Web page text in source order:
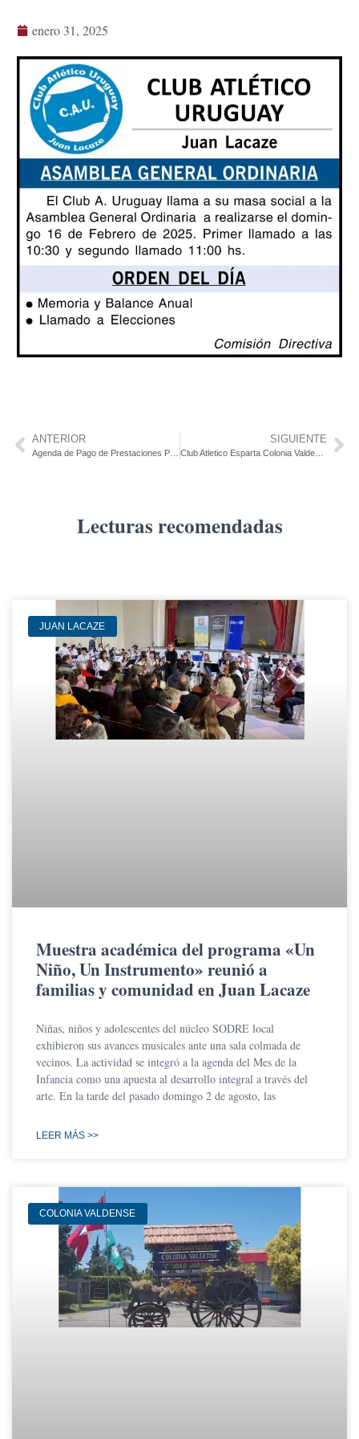
enero 31, 2025
ANTERIOR SIGUIENTE
Club Atletico Esparta Colonia Valdense – Asamblea Anual Ordinaria 2024
Lecturas recomendadas
JUAN LACAZE
Muestra académica del programa «Un
Niño, Un Instrumento» reunió a
familias y comunidad en Juan Lacaze
Niñas, niños y adolescentes del núcleo SODRE local
exhibieron sus avances musicales ante una sala colmada de
vecinos. La actividad se integró a la agenda del Mes de la
Infancia como una apuesta al desarrollo integral a través del
arte. En la tarde del pasado domingo 2 de agosto, las
LEER MÁS >>
COLONIA VALDENSE